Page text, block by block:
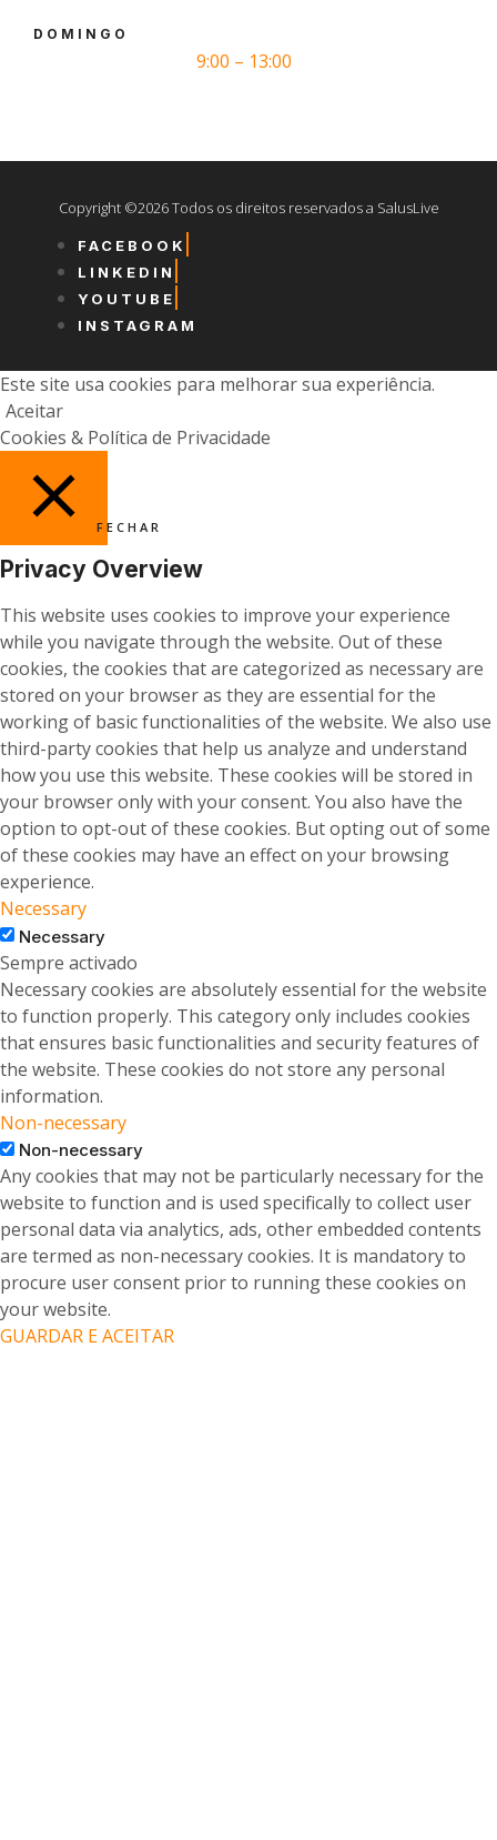
DOMINGO
9:00 – 13:00
Copyright ©2026 Todos os direitos reservados a SalusLive
FACEBOOK
LINKEDIN
YOUTUBE
INSTAGRAM
Este site usa cookies para melhorar sua experiência.
Aceitar
Cookies & Política de Privacidade
FECHAR
Privacy Overview
This website uses cookies to improve your experience
while you navigate through the website. Out of these
cookies, the cookies that are categorized as necessary are
stored on your browser as they are essential for the
working of basic functionalities of the website. We also use
third-party cookies that help us analyze and understand
how you use this website. These cookies will be stored in
your browser only with your consent. You also have the
option to opt-out of these cookies. But opting out of some
of these cookies may have an effect on your browsing
experience.
Necessary
Necessary
Sempre activado
Necessary cookies are absolutely essential for the website
to function properly. This category only includes cookies
that ensures basic functionalities and security features of
the website. These cookies do not store any personal
information.
Non-necessary
Non-necessary
Any cookies that may not be particularly necessary for the
website to function and is used specifically to collect user
personal data via analytics, ads, other embedded contents
are termed as non-necessary cookies. It is mandatory to
procure user consent prior to running these cookies on
your website.
GUARDAR E ACEITAR